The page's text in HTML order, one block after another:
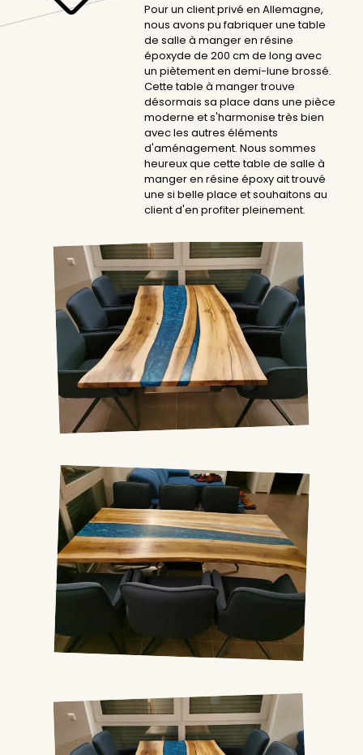
Pour un client privé en Allemagne,
nous avons pu fabriquer une table
de salle à manger en résine
époxyde de 200 cm de long avec
un piètement en demi-lune brossé.
Cette table à manger trouve
désormais sa place dans une pièce
moderne et s'harmonise très bien
avec les autres éléments
d'aménagement. Nous sommes
heureux que cette table de salle à
manger en résine époxy ait trouvé
une si belle place et souhaitons au
client d'en profiter pleinement.